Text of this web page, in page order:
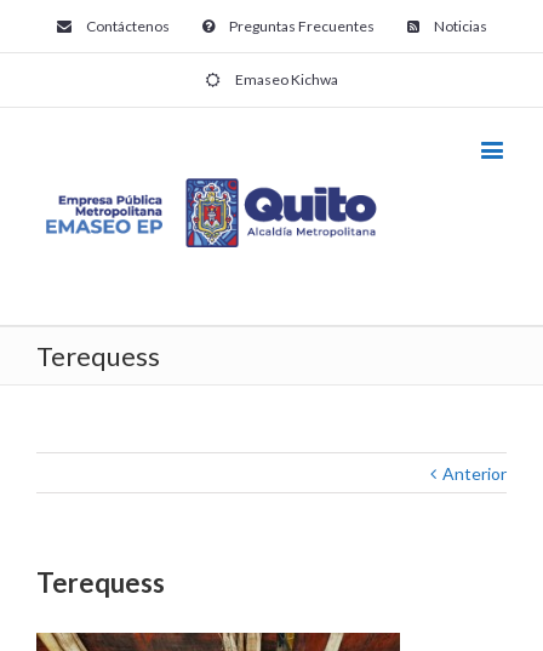
Contáctenos Preguntas Frecuentes Noticias
Emaseo Kichwa
Terequess
Anterior
Terequess